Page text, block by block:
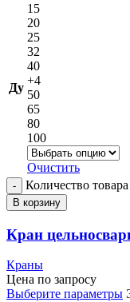
Ду
15
20
25
32
40
+4
50
65
80
100
Очистить
Количество
В корзину
Кран
Краны
Цена по запросу
Выберите параметры